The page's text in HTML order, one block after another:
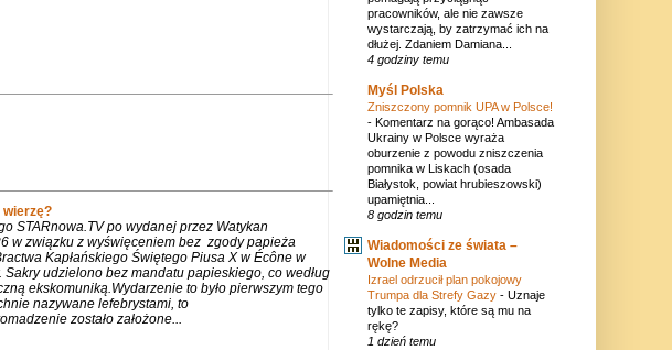
wierzę?
STARnowa.TV po wydanej przez Watykan
w związku z wyświęceniem bez zgody papieża
Kapłańskiego Świętego Piusa X w Écône w
udzielono bez mandatu papieskiego, co według
ekskomuniką.Wydarzenie to było pierwszym tego
nazywane lefebrystami, to
zostało założone...
pracowników, ale nie zawsze
wystarczają, by zatrzymać ich na
dłużej. Zdaniem Damiana...
4 godziny temu
Myśl Polska
Zniszczony pomnik UPA w Polsce!
- Komentarz na gorąco! Ambasada
Ukrainy w Polsce wyraża
oburzenie z powodu zniszczenia
pomnika w Liskach (osada
Białystok, powiat hrubieszowski)
upamiętnia...
8 godzin temu
Wiadomości ze świata –
Wolne Media
Izrael odrzucił plan pokojowy
Trumpa dla Strefy Gazy - Uznaje
tylko te zapisy, które są mu na
rękę?
1 dzień temu